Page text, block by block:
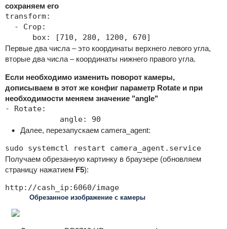
сохраняем его
transform:
- Crop:
box: [710, 280, 1200, 670]
Первые два числа – это координаты верхнего левого угла,
вторые два числа – координаты нижнего правого угла.
Если необходимо изменить поворот камеры,
дописываем в этот же конфиг параметр Rotate и при
необходимости меняем значение "angle"
- Rotate:
angle: 90
Далее, перезапускаем camera_agent:
sudo systemctl restart camera_agent.service
Получаем обрезанную картинку в браузере (обновляем
страницу нажатием F5):
http://cash_ip:6060/image
Обрезанное изображение с камеры